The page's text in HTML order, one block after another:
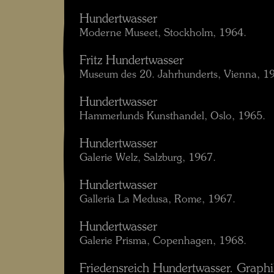
Hundertwasser
Moderne Museet, Stockholm, 1964.
Fritz Hundertwasser
Museum des 20. Jahrhunderts, Vienna,
Hundertwasser
Hammerlunds Kunsthandel, Oslo, 1965.
Hundertwasser
Galerie Welz, Salzburg, 1967.
Hundertwasser
Galleria La Medusa, Rome, 1967.
Hundertwasser
Galerie Prisma, Copenhagen, 1968.
Friedensreich Hundertwasser.